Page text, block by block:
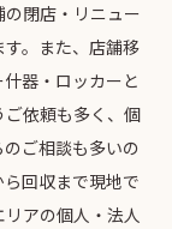
閉店・リニュー
。また、店舗移
器・ロッカーと
依頼も多く、個
ご相談も多いの
回収まで現地で
アの個人・法人